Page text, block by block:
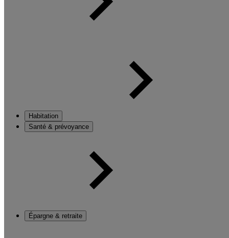
Habitation
Santé & prévoyance
Épargne & retraite